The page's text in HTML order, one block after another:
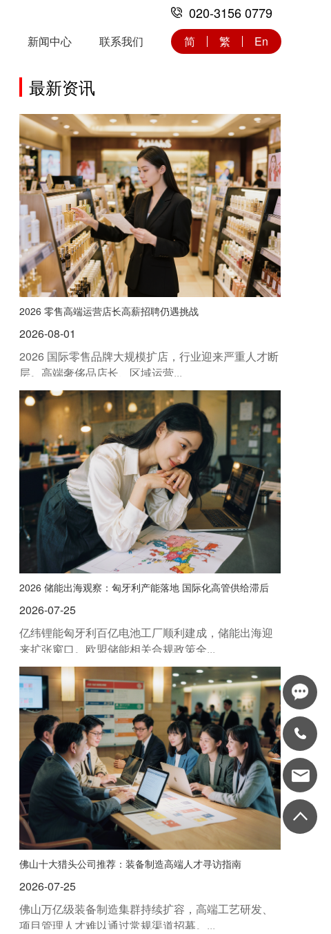
020-3156 0779
新闻中心 联系我们 简 繁 En
最新资讯
2026 零售高端运营店长高薪招聘仍遇挑战
2026-08-01
2026 国际零售品牌大规模扩店，行业迎来严重人才断
层。高端奢侈品店长、区域运营...
2026 储能出海观察：匈牙利产能落地 国际化高管供给滞后
2026-07-25
亿纬锂能匈牙利百亿电池工厂顺利建成，储能出海迎
来扩张窗口。欧盟储能相关合规政策全...
佛山十大猎头公司推荐：装备制造高端人才寻访指南
2026-07-25
佛山万亿级装备制造集群持续扩容，高端工艺研发、
项目管理人才难以通过常规渠道招募。...